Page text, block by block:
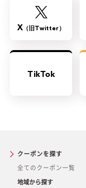
X（旧Twitter）
TikTok
クーポンを探す
全てのクーポン一覧
地域から探す